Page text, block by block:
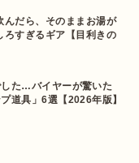
んだら、そのままお湯が
ろすぎるギア【目利きの
た…バイヤーが驚いた
道具」6選【2026年版】